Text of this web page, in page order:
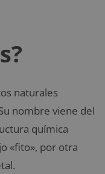
naturales
nombre viene del
química
«fito», por otra